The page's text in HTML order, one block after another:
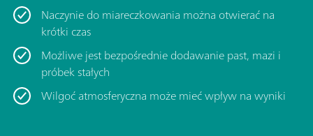
Naczynie do miareczkowania można otwierać na
krótki czas
Możliwe jest bezpośrednie dodawanie past, mazi i
próbek stałych
Wilgoć atmosferyczna może mieć wpływ na wyniki